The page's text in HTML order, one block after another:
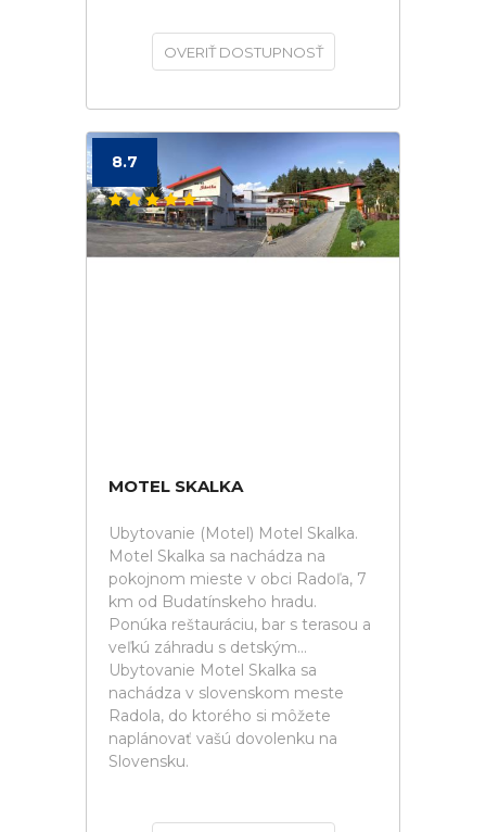
OVERIŤ DOSTUPNOSŤ
8.7
MOTEL SKALKA
Ubytovanie (Motel) Motel Skalka.
Motel Skalka sa nachádza na
pokojnom mieste v obci Radoľa, 7
km od Budatínskeho hradu.
Ponúka reštauráciu, bar s terasou a
veľkú záhradu s detským...
Ubytovanie Motel Skalka sa
nachádza v slovenskom meste
Radola, do ktorého si môžete
naplánovať vašú dovolenku na
Slovensku.